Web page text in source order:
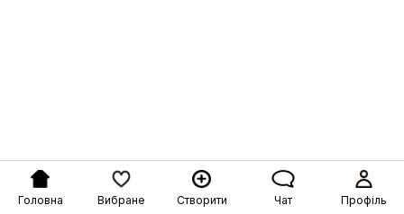
Головна Вибране Створити Чат Профіль